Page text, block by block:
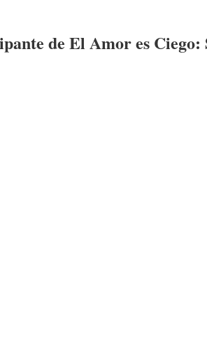
de El Amor es Ciego: